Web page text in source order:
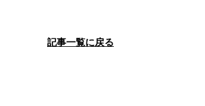
記事一覧に戻る